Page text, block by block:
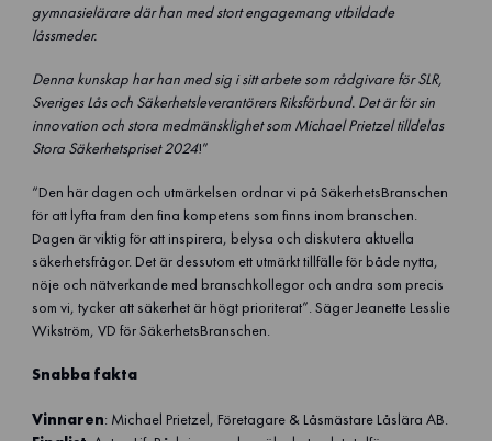
gymnasielärare där han med stort engagemang utbildade
låssmeder.
Denna kunskap har han med sig i sitt arbete som rådgivare för SLR,
Sveriges Lås och Säkerhetsleverantörers Riksförbund. Det är för sin
innovation och stora medmänsklighet som Michael Prietzel tilldelas
Stora Säkerhetspriset 2024!”
“Den här dagen och utmärkelsen ordnar vi på SäkerhetsBranschen
för att lyfta fram den fina kompetens som finns inom branschen.
Dagen är viktig för att inspirera, belysa och diskutera aktuella
säkerhetsfrågor. Det är dessutom ett utmärkt tillfälle för både nytta,
nöje och nätverkande med branschkollegor och andra som precis
som vi, tycker att säkerhet är högt prioriterat”. Säger Jeanette Lesslie
Wikström, VD för SäkerhetsBranschen.
Snabba fakta
Vinnaren: Michael Prietzel, Företagare & Låsmästare Låslära AB.